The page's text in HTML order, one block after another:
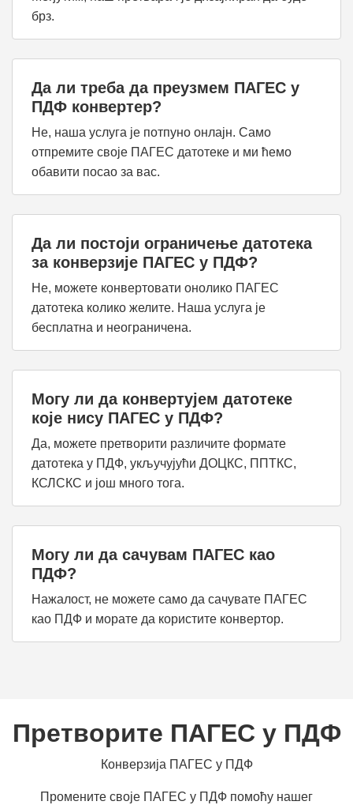
брз.
Да ли треба да преузмем ПАГЕС у
ПДФ конвертер?
Не, наша услуга је потпуно онлајн. Само
отпремите своје ПАГЕС датотеке и ми ћемо
обавити посао за вас.
Да ли постоји ограничење датотека
за конверзије ПАГЕС у ПДФ?
Не, можете конвертовати онолико ПАГЕС
датотека колико желите. Наша услуга је
бесплатна и неограничена.
Могу ли да конвертујем датотеке
које нису ПАГЕС у ПДФ?
Да, можете претворити различите формате
датотека у ПДФ, укључујући ДОЦКС, ППТКС,
КСЛСКС и још много тога.
Могу ли да сачувам ПАГЕС као
ПДФ?
Нажалост, не можете само да сачувате ПАГЕС
као ПДФ и морате да користите конвертор.
Претворите ПАГЕС у ПДФ
Конверзија ПАГЕС у ПДФ
Промените своје ПАГЕС у ПДФ помоћу нашег